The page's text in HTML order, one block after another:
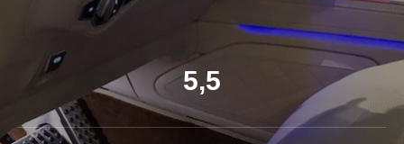
5,5